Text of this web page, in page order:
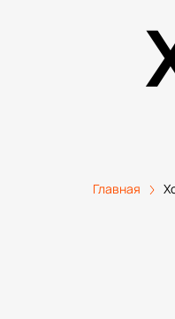
Главная